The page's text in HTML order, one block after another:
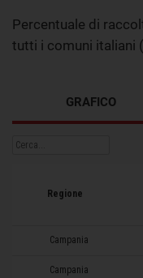
Percentuale di
tutti i comuni italiani
GRAFICO